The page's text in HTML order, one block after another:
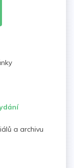
a archivu